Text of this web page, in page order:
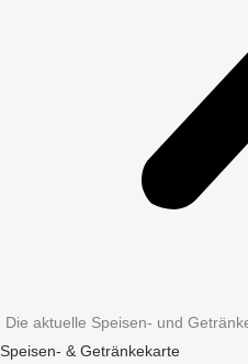
Die aktuelle Speisen- und
Speisen- & Getränkekarte